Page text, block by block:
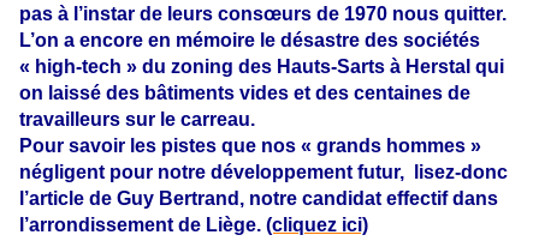
pas à l’instar de leurs consœurs de 1970 nous quitter.
L’on a encore en mémoire le désastre des sociétés
« high-tech » du zoning des Hauts-Sarts à Herstal qui
on laissé des bâtiments vides et des centaines de
travailleurs sur le carreau.
Pour savoir les pistes que nos « grands hommes »
négligent pour notre développement futur, lisez-donc
l’article de Guy Bertrand, notre candidat effectif dans
l’arrondissement de Liège. (cliquez ici)